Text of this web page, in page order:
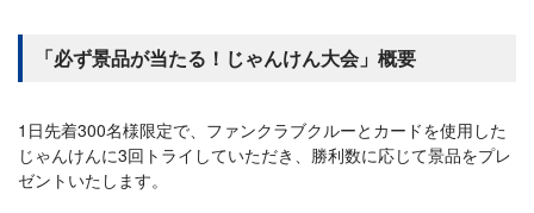
「必ず景品が当たる！じゃんけん大会」概要
1日先着300名様限定で、ファンクラブクルーとカードを使用した
じゃんけんに3回トライしていただき、勝利数に応じて景品をプレ
ゼントいたします。